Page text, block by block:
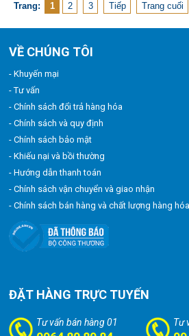
Trang: 1 2 3 Tiếp Trang cuối
VỀ CHÚNG TÔI
- Khuyến mại
- Tư vấn
- Chính sách đổi trả hàng hóa
- Chính sách và quy định
- Chính sách bảo mật
- Khiếu nại và bồi thường
- Hướng dẫn thanh toán
- Chính sách vận chuyển và giao nhận
- Chính sách bán hàng và chất lượng hàng hóa
ĐẶT HÀNG TRỰC TUYẾN
Tư vấn bán hàng 01 Tư